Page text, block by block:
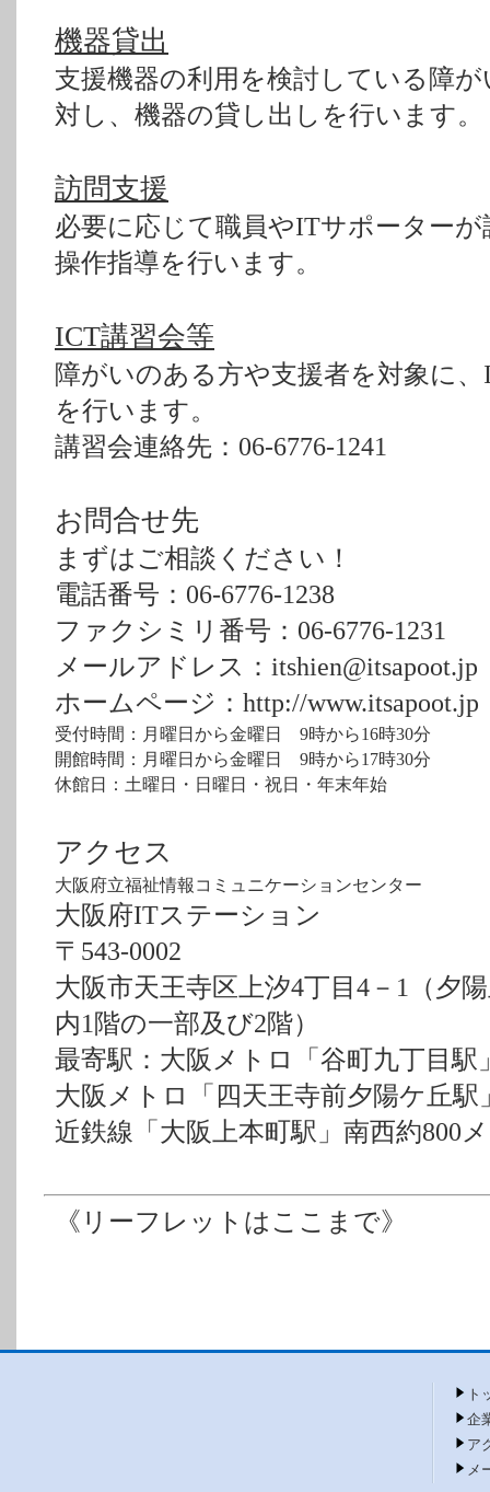
機器貸出
支援機器の利用を検討している障
対し、機器の貸し出しを行います。
訪問支援
必要に応じて職員やITサポーター
操作指導を行います。
ICT講習会等
障がいのある方や支援者を対象に
を行います。
講習会連絡先：06-6776-1241
お問合せ先
まずはご相談ください！
電話番号：06-6776-1238
ファクシミリ番号：06-6776-1231
メールアドレス：itshien@itsapoot.jp
ホームページ：http://www.itsapoot.jp
受付時間：月曜日から金曜日 9時から16時30分
開館時間：月曜日から金曜日 9時から17時30分
休館日：土曜日・日曜日・祝日・年末年始
アクセス
大阪府立福祉情報コミュニケーションセンター
大阪府ITステーション
〒543-0002
大阪市天王寺区上汐4丁目4－1（夕
内1階の一部及び2階）
最寄駅：大阪メトロ「谷町九丁目駅
大阪メトロ「四天王寺前夕陽ケ丘駅
近鉄線「大阪上本町駅」南西約800
《リーフレットはここまで》
ト
企
ア
メ